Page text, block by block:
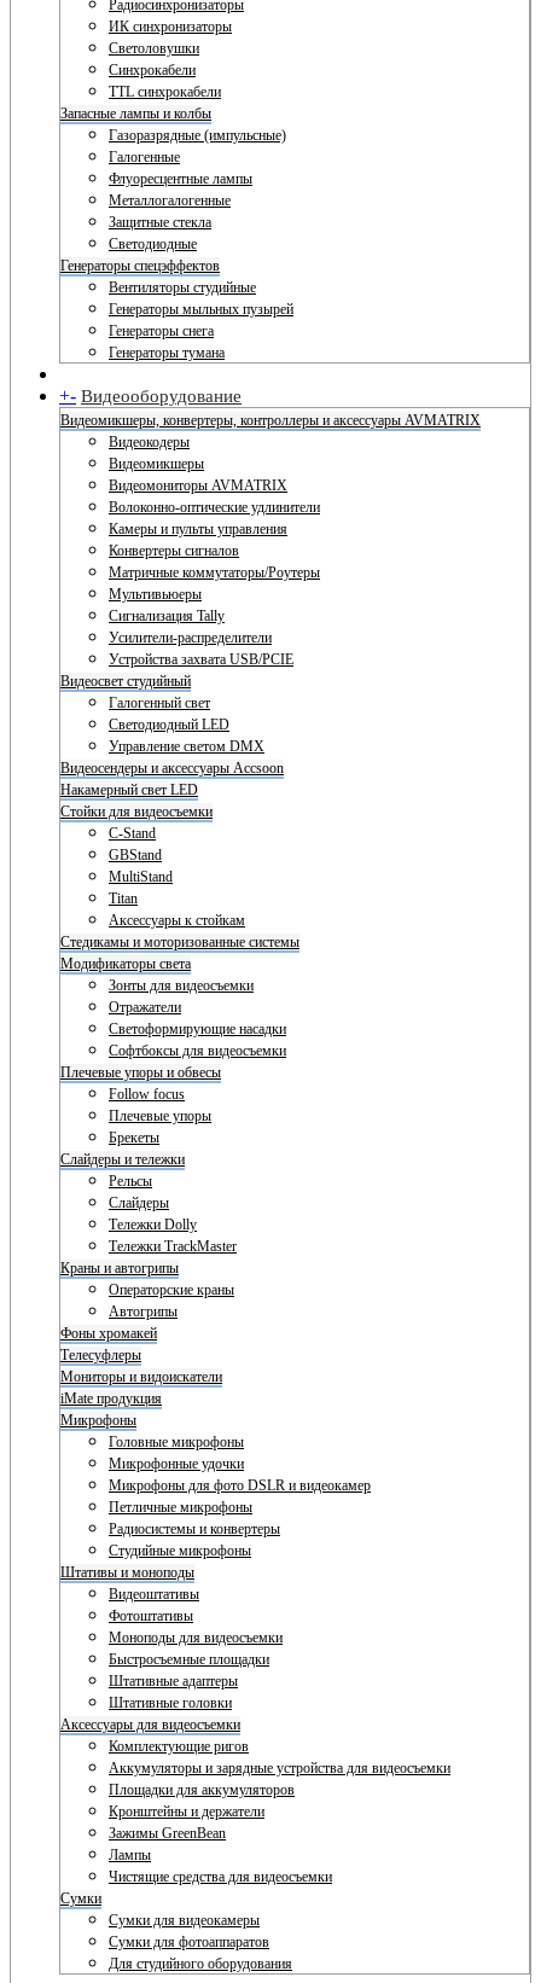
Радиосинхронизаторы
ИК синхронизаторы
Светоловушки
Синхрокабели
TTL синхрокабели
Запасные лампы и колбы
Газоразрядные (импульсные)
Галогенные
Флуоресцентные лампы
Металлогалогенные
Защитные стекла
Светодиодные
Генераторы спецэффектов
Вентиляторы студийные
Генераторы мыльных пузырей
Генераторы снега
Генераторы тумана
+- Видеооборудование
Видеомикшеры, конвертеры, контроллеры и аксессуары AVMATRIX
Видеокодеры
Видеомикшеры
Видеомониторы AVMATRIX
Волоконно-оптические удлинители
Камеры и пульты управления
Конвертеры сигналов
Матричные коммутаторы/Роутеры
Мультивьюеры
Сигнализация Tally
Усилители-распределители
Устройства захвата USB/PCIE
Видеосвет студийный
Галогенный свет
Светодиодный LED
Управление светом DMX
Видеосендеры и аксессуары Accsoon
Накамерный свет LED
Стойки для видеосъемки
C-Stand
GBStand
MultiStand
Titan
Аксессуары к стойкам
Стедикамы и моторизованные системы
Модификаторы света
Зонты для видеосъемки
Отражатели
Светоформирующие насадки
Софтбоксы для видеосъемки
Плечевые упоры и обвесы
Follow focus
Плечевые упоры
Брекеты
Слайдеры и тележки
Рельсы
Слайдеры
Тележки Dolly
Тележки TrackMaster
Краны и автогрипы
Операторские краны
Автогрипы
Фоны хромакей
Телесуфлеры
Мониторы и видоискатели
iMate продукция
Микрофоны
Головные микрофоны
Микрофонные удочки
Микрофоны для фото DSLR и видеокамер
Петличные микрофоны
Радиосистемы и конвертеры
Студийные микрофоны
Штативы и моноподы
Видеоштативы
Фотоштативы
Моноподы для видеосъемки
Быстросъемные площадки
Штативные адаптеры
Штативные головки
Аксессуары для видеосъемки
Комплектующие ригов
Аккумуляторы и зарядные устройства для видеосъемки
Площадки для аккумуляторов
Кронштейны и держатели
Зажимы GreenBean
Лампы
Чистящие средства для видеосъемки
Сумки
Сумки для видеокамеры
Сумки для фотоаппаратов
Для студийного оборудования